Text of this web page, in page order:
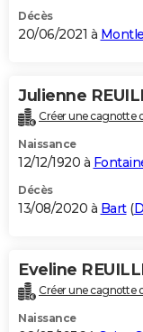
Décès
20/06/2021 à
Julienne
Créer une cagnotte
Naissance
12/12/1920 à
Décès
13/08/2020 à Bart(
Eveline
Créer une cagnotte
Naissance